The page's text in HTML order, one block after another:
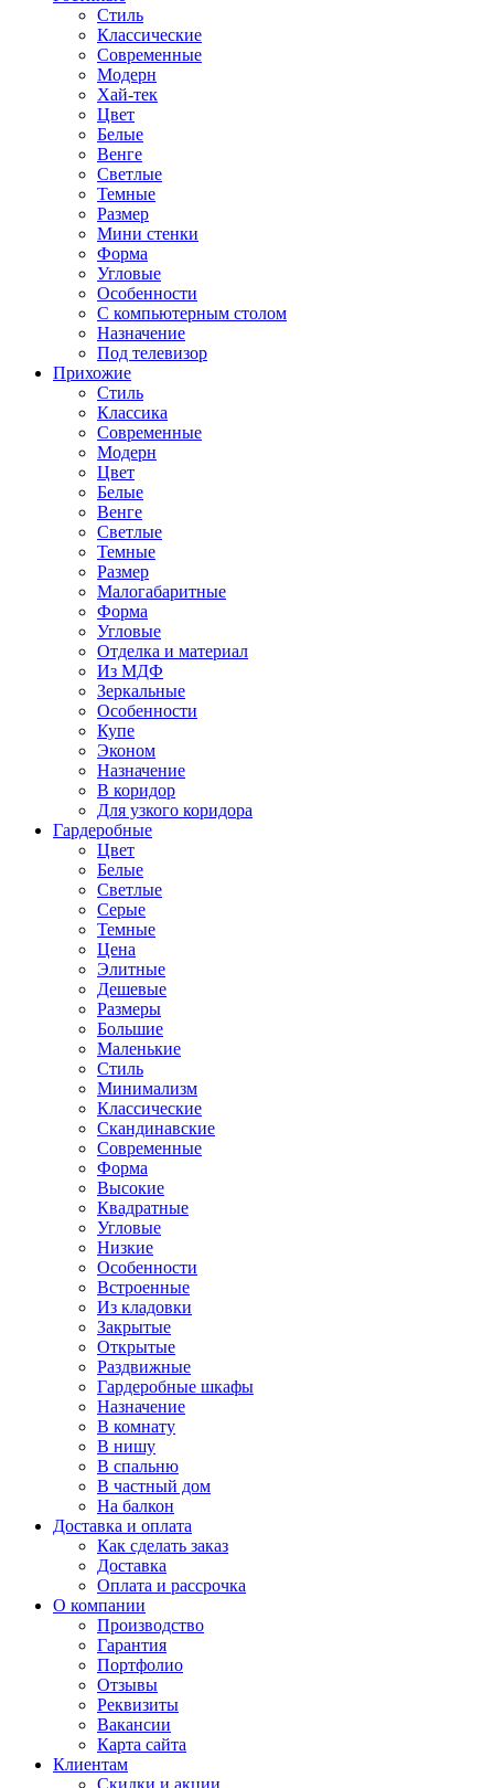
Стиль
Классические
Современные
Модерн
Хай-тек
Цвет
Белые
Венге
Светлые
Темные
Размер
Мини стенки
Форма
Угловые
Особенности
С компьютерным столом
Назначение
Под телевизор
Прихожие
Стиль
Классика
Современные
Модерн
Цвет
Белые
Венге
Светлые
Темные
Размер
Малогабаритные
Форма
Угловые
Отделка и материал
Из МДФ
Зеркальные
Особенности
Купе
Эконом
Назначение
В коридор
Для узкого коридора
Гардеробные
Цвет
Белые
Светлые
Серые
Темные
Цена
Элитные
Дешевые
Размеры
Большие
Маленькие
Стиль
Минимализм
Классические
Скандинавские
Современные
Форма
Высокие
Квадратные
Угловые
Низкие
Особенности
Встроенные
Из кладовки
Закрытые
Открытые
Раздвижные
Гардеробные шкафы
Назначение
В комнату
В нишу
В спальню
В частный дом
На балкон
Доставка и оплата
Как сделать заказ
Доставка
Оплата и рассрочка
О компании
Производство
Гарантия
Портфолио
Отзывы
Реквизиты
Вакансии
Карта сайта
Клиентам
Скидки и акции